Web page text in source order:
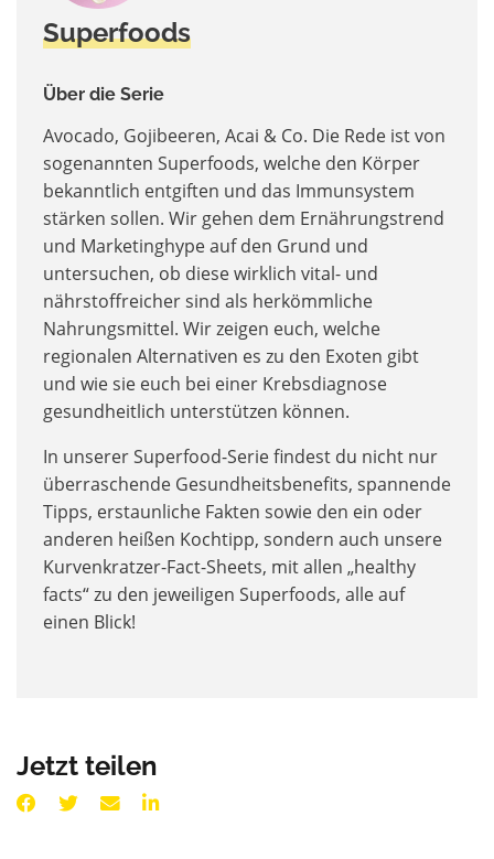
Superfoods
Über die Serie
Avocado, Gojibeeren, Acai & Co. Die Rede ist von
sogenannten Superfoods, welche den Körper
bekanntlich entgiften und das Immunsystem
stärken sollen. Wir gehen dem Ernährungstrend
und Marketinghype auf den Grund und
untersuchen, ob diese wirklich vital- und
nährstoffreicher sind als herkömmliche
Nahrungsmittel. Wir zeigen euch, welche
regionalen Alternativen es zu den Exoten gibt
und wie sie euch bei einer Krebsdiagnose
gesundheitlich unterstützen können.
In unserer Superfood-Serie findest du nicht nur
überraschende Gesundheitsbenefits, spannende
Tipps, erstaunliche Fakten sowie den ein oder
anderen heißen Kochtipp, sondern auch unsere
Kurvenkratzer-Fact-Sheets, mit allen „healthy
facts“ zu den jeweiligen Superfoods, alle auf
einen Blick!
Jetzt teilen